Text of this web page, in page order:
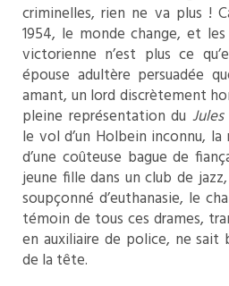
criminelles, rien ne va plus !
1954, le monde change, et
victorienne n’est plus ce
épouse adultère persuadée
amant, un lord discrètement
pleine représentation du
le vol d’un Holbein inconnu,
d’une coûteuse bague de
jeune fille dans un club de
soupçonné d’euthanasie, le
témoin de tous ces drames,
en auxiliaire de police, ne
de la tête.